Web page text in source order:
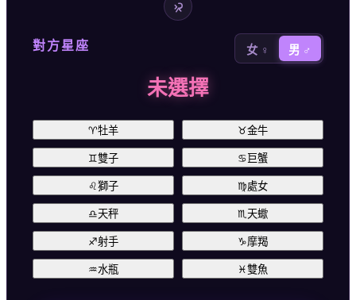
對方星座 女 ♀ 男 ♂
未選擇
♈牡羊 ♉金牛
♊雙子 ♋ 巨蟹
♌獅子 ♍處女
♎天秤 ♏ 天蠍
♐射手 ♑摩羯
♒水瓶 ♓雙魚